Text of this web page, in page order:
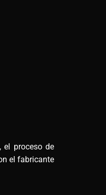
el proceso de
el fabricante